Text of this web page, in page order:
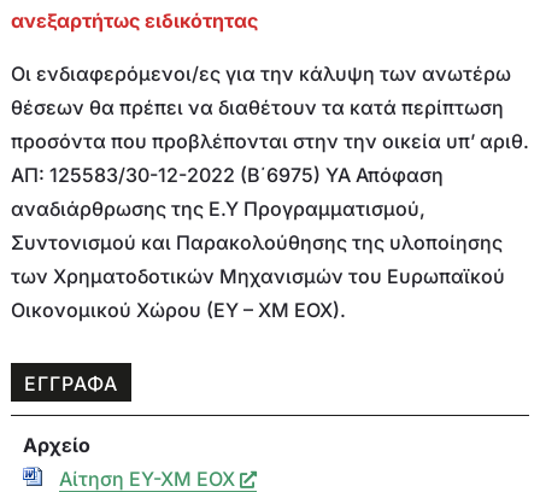
ανεξαρτήτως ειδικότητας
Οι ενδιαφερόμενοι/ες για την κάλυψη των ανωτέρω
θέσεων θα πρέπει να διαθέτουν τα κατά περίπτωση
προσόντα που προβλέπονται στην την οικεία υπ’ αριθ.
ΑΠ: 125583/30-12-2022 (Β΄6975) ΥΑ Απόφαση
αναδιάρθρωσης της Ε.Υ Προγραμματισμού,
Συντονισμού και Παρακολούθησης της υλοποίησης
των Χρηματοδοτικών Μηχανισμών του Ευρωπαϊκού
Οικονομικού Χώρου (ΕΥ – ΧΜ ΕΟΧ).
ΕΓΓΡΑΦΑ
Αρχείο
Αίτηση ΕΥ-ΧΜ ΕΟΧ